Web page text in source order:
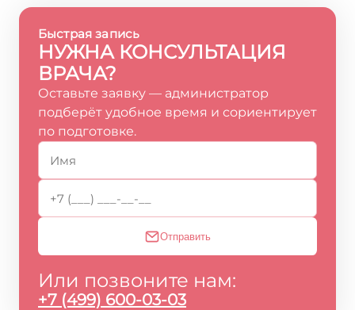
Быстрая запись
НУЖНА КОНСУЛЬТАЦИЯ
ВРАЧА?
Оставьте заявку — администратор
подберёт удобное время и сориентирует
по подготовке.
Отправить
Или позвоните нам:
+7 (499) 600-03-03